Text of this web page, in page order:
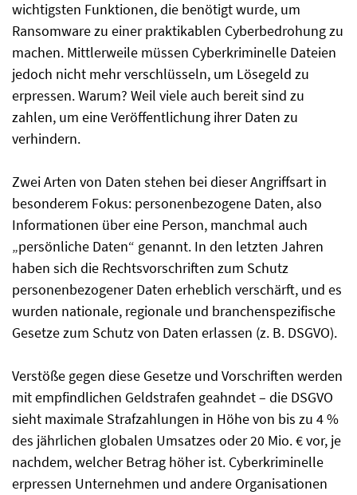
wichtigsten Funktionen, die benötigt wurde, um
Ransomware zu einer praktikablen Cyberbedrohung zu
machen. Mittlerweile müssen Cyberkriminelle Dateien
jedoch nicht mehr verschlüsseln, um Lösegeld zu
erpressen. Warum? Weil viele auch bereit sind zu
zahlen, um eine Veröffentlichung ihrer Daten zu
verhindern.
Zwei Arten von Daten stehen bei dieser Angriffsart in
besonderem Fokus: personenbezogene Daten, also
Informationen über eine Person, manchmal auch
„persönliche Daten“ genannt. In den letzten Jahren
haben sich die Rechtsvorschriften zum Schutz
personenbezogener Daten erheblich verschärft, und es
wurden nationale, regionale und branchenspezifische
Gesetze zum Schutz von Daten erlassen (z. B. DSGVO).
Verstöße gegen diese Gesetze und Vorschriften werden
mit empfindlichen Geldstrafen geahndet – die DSGVO
sieht maximale Strafzahlungen in Höhe von bis zu 4 %
des jährlichen globalen Umsatzes oder 20 Mio. € vor, je
nachdem, welcher Betrag höher ist. Cyberkriminelle
erpressen Unternehmen und andere Organisationen